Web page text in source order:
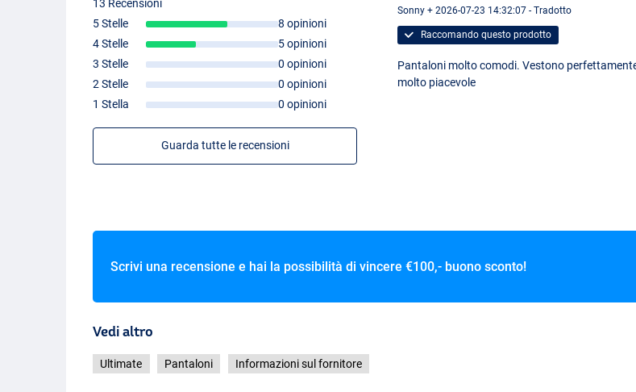
13 Recensioni
5 Stelle
8 opinioni
4 Stelle
5 opinioni
3 Stelle
0 opinioni
2 Stelle
0 opinioni
1 Stella
0 opinioni
Guarda tutte le recensioni
Sonny + 2026-07-23 14:32:07 - Tradotto
Raccomando questo prodotto
Pantaloni molto comodi. Vestono
molto piacevole
Scrivi una recensione e hai la possibilità di vincere €100,- buono sconto!
Vedi altro
Ultimate Pantaloni Informazioni sul fornitore